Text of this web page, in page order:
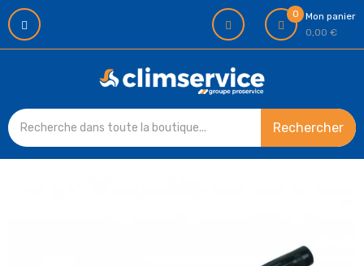
0
Mon panier
0,00 €
Rechercher